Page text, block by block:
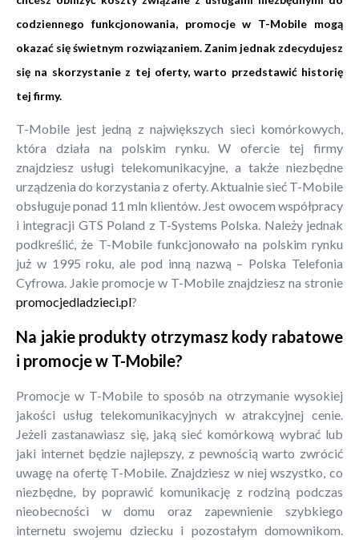
codziennego funkcjonowania, promocje w T-Mobile mogą
okazać się świetnym rozwiązaniem. Zanim jednak zdecydujesz
się na skorzystanie z tej oferty, warto przedstawić historię
tej firmy.
T-Mobile jest jedną z największych sieci komórkowych,
która działa na polskim rynku. W ofercie tej firmy
znajdziesz usługi telekomunikacyjne, a także niezbędne
urządzenia do korzystania z oferty. Aktualnie sieć T-Mobile
obsługuje ponad 11 mln klientów. Jest owocem współpracy
i integracji GTS Poland z T-Systems Polska. Należy jednak
podkreślić, że T-Mobile funkcjonowało na polskim rynku
już w 1995 roku, ale pod inną nazwą – Polska Telefonia
Cyfrowa. Jakie promocje w T-Mobile znajdziesz na stronie
promocjedladzieci.pl?
Na jakie produkty otrzymasz kody rabatowe
i promocje w T-Mobile?
Promocje w T-Mobile to sposób na otrzymanie wysokiej
jakości usług telekomunikacyjnych w atrakcyjnej cenie.
Jeżeli zastanawiasz się, jaką sieć komórkową wybrać lub
jaki internet będzie najlepszy, z pewnością warto zwrócić
uwagę na ofertę T-Mobile. Znajdziesz w niej wszystko, co
niezbędne, by poprawić komunikację z rodziną podczas
nieobecności w domu oraz zapewnienie szybkiego
internetu swojemu dziecku i pozostałym domownikom.